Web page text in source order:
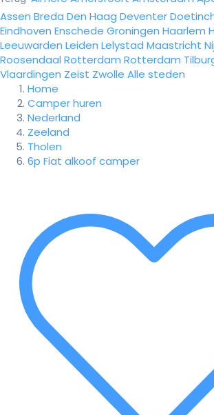
Assen Breda Den Haag Deventer
Eindhoven Enschede Groningen Haarlem
Leeuwarden Leiden Lelystad Maastricht
Roosendaal Rotterdam Rotterdam
Vlaardingen Zeist Zwolle Alle steden
Home
Camper huren
Nederland
Zeeland
Tholen
6p Fiat alkoof camper